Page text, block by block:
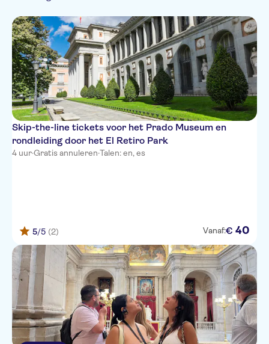
Fast track
Lokaal tintje
Subject expert guide
Musea &
Kunstgalerijen
Must-sees
Sightseeing & Tradities
Stad
Nederlands
Skip-the-line tickets voor het Prado Museum en
rondleiding door het El Retiro Park
4 uur·Gratis annuleren·Talen: en, es
5/5 (2) Vanaf:€ 40